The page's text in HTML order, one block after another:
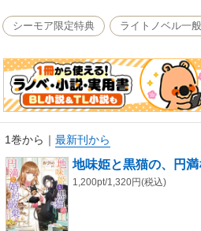
シーモア限定特典 ライトノベル一般
1巻から ｜ 最新刊から
地味姫と黒猫の、円
1,200pt/1,320円(税込)